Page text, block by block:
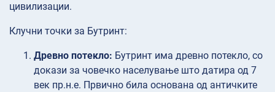
цивилизации.
Клучни точки за Бутринт:
Древно потекло: Бутринт има древно потекло, со
докази за човечко населување што датира од 7
век пр.н.е. Првично била основана од античките